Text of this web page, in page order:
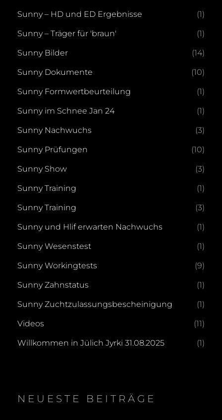
Sunny – HD und ED Ergebnisse (1)
Sunny – Träger für 'braun' (1)
Sunny Bilder (14)
Sunny Dokumente (10)
Sunny Formwertbeurteilung (1)
Sunny im Schnee Jan 24 (1)
Sunny Nachwuchs (3)
Sunny Prüfungen (10)
Sunny Show (3)
Sunny Training (1)
Sunny Training (3)
Sunny und Hlif erwarten Nachwuchs (1)
Sunny Wesenstest (1)
Sunny Workingtests (9)
Sunny Zahnstatus (1)
Sunny Zuchtzulassungsbescheinigung (1)
Videos (11)
Willkommen in Jülich Jyrki 31.08.2025 (1)
NEUESTE BEITRÄGE